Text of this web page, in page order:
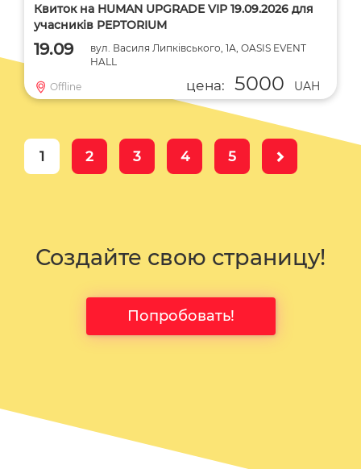
Квиток на HUMAN UPGRADE VIP 19.09.2026 для
учасників PEPTORIUM
19.09
вул. Василя Липківського, 1А, OASIS EVENT
HALL
Offline цена: 5000 UAH
1 2 3 4 5
Создайте свою страницу!
Попробовать!